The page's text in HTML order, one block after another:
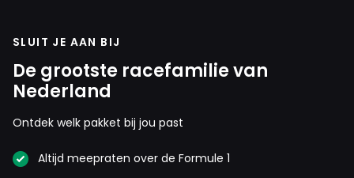
SLUIT JE AAN BIJ
De grootste racefamilie van
Nederland
Ontdek welk pakket bij jou past
Altijd meepraten over de Formule 1